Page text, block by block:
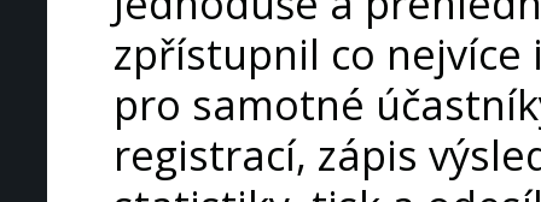
zpřístupnil co nejvíce
pro samotné
registrací, zápis